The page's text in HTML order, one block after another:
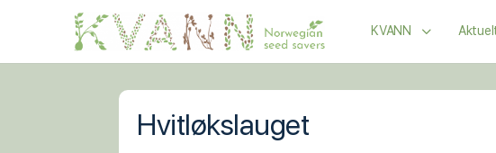
KVANN
Hvitløkslauget